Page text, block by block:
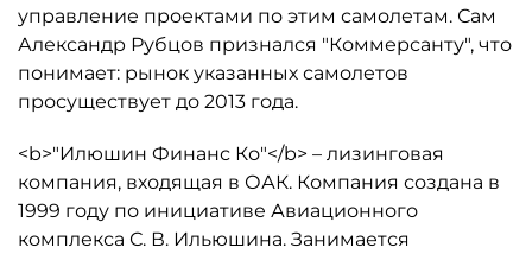
управление проектами по этим самолетам. Сам
Александр Рубцов признался "Коммерсанту", что
понимает: рынок указанных самолетов
просуществует до 2013 года.
<b>"Илюшин Финанс Ко"</b> – лизинговая
компания, входящая в ОАК. Компания создана в
1999 году по инициативе Авиационного
комплекса С. В. Ильюшина. Занимается